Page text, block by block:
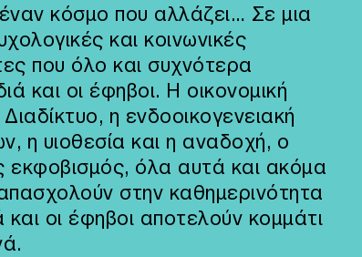
έναν κόσμο που αλλάζει… Σε μια
και κοινωνικές
που όλο και συχνότερα
και οι έφηβοι. Η οικονομική
η ενδοοικογενειακή
η υιοθεσία και η αναδοχή, ο
εκφοβισμός, όλα αυτά και ακόμα
στην καθημερινότητα
οι έφηβοι αποτελούν κομμάτι